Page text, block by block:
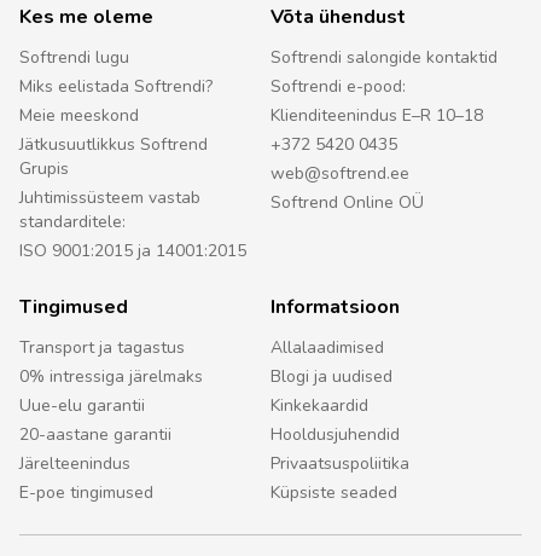
Kes me oleme
Softrendi lugu
Miks eelistada Softrendi?
Meie meeskond
Jätkusuutlikkus Softrend
Grupis
Juhtimissüsteem vastab
standarditele:
ISO 9001:2015 ja 14001:2015
Võta ühendust
Softrendi salongide kontaktid
Softrendi e-pood:
Klienditeenindus E–R 10–18
+372 5420 0435
web@softrend.ee
Softrend Online OÜ
Tingimused
Transport ja tagastus
0% intressiga järelmaks
Uue-elu garantii
20-aastane garantii
Järelteenindus
E-poe tingimused
Informatsioon
Allalaadimised
Blogi ja uudised
Kinkekaardid
Hooldusjuhendid
Privaatsuspoliitika
Küpsiste seaded